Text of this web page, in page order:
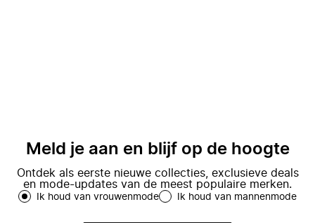
Meld je aan en blijf op de hoogte
Ontdek als eerste nieuwe collecties, exclusieve deals
en mode-updates van de meest populaire merken.
Ik houd van vrouwenmode Ik houd van mannenmode